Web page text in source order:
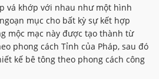
vá khớp với nhau như một hình
mục cho bất kỳ sự kết hợp
mộc mạc này được tạo thành từ
phong cách Tỉnh của Pháp, sau đó
kế bê tông theo phong cách công